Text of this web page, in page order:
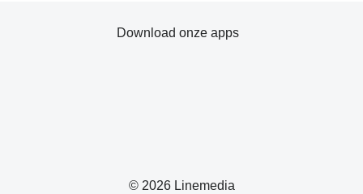
© 2026 Linemedia
Download onze apps